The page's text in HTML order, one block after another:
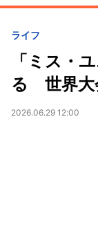
ライフ
「ミス・
る 世界大
2026.06.29 12:00